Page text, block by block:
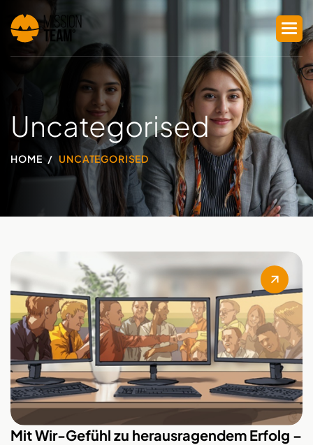
Uncategorised
HOME UNCATEGORISED
Mit Wir-Gefühl zu herausragendem Erfolg –